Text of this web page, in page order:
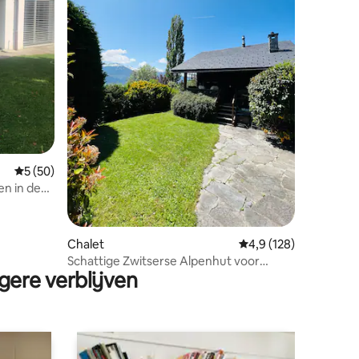
Gemiddelde beoordeling van 5 op 5, 50 recensies
5 (50)
in de
Chalet Gemiddelde
4,9 (128)
Schattige Zwitserse Alpenhut voor
koppels
verblijven